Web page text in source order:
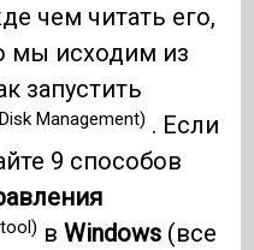
чем читать его,
мы исходим из
запустить
Management) . Если
9 способов
вWindows (все